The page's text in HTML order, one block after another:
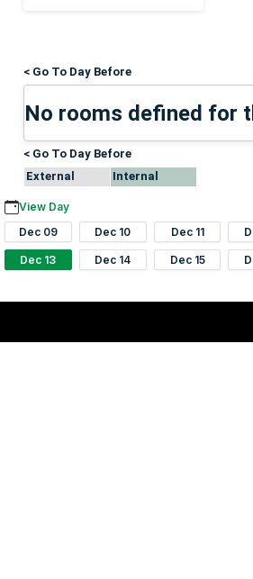
< Go To Day Before
No rooms defined for
< Go To Day Before
External
Internal
View Day
Dec 09
Dec 10 Dec 11
Dec 13 Dec 14 Dec 15